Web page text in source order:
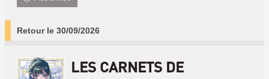
Retour le 30/09/2026
LES CARNETS DE